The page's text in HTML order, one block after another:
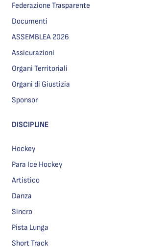
Federazione Trasparente
Documenti
ASSEMBLEA 2026
Assicurazioni
Organi Territoriali
Organi di Giustizia
Sponsor
DISCIPLINE
Hockey
Para Ice Hockey
Artistico
Danza
Sincro
Pista Lunga
Short Track